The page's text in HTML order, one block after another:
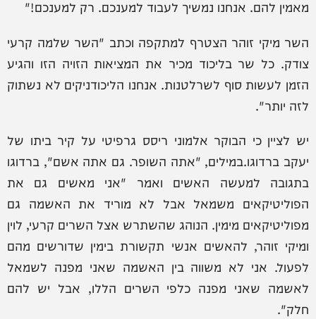
מאמין להם. אנחנו נמשיך לעבוד למענכם. רק למענכם!"
השר מיקי זוהר הצטרף למתקפה וכתב "השר שלמה קרעי
צודק. כל שר בליכוד מכיר את המציאות הזויה הזו והגיע
הזמן לעשות סוף לשרלטנות. אנחנו הליכודניקים לא נשתוק
לזה יותר".
יש לציין כי הבוקר אלמוני ריסס גרפיטי על קיר ביתו של
יעקב ברדוגו.במילים, "אתה השופר. גם אתה אשם", ברדוגו
בתגובה למעשה האשים ואמר "אני מאשים גם את
הפוליטיקאים משמאל אבל לא מוריד את האשמה גם
מפוליטיקאים מימין. הנוהג שהשתרש אצל השרים קרעי, לוין
ומיקי זוהר, להאשים אנשי תקשורת בימין שדורשים מהם
לפעול. אני לא משווה בין האשמה שאני מפנה לשמאל
לאשמה שאני מפנה כלפי השרים הללו, אבל יש להם
חלק".